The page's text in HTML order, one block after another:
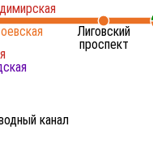
канал
Лиговский
проспект